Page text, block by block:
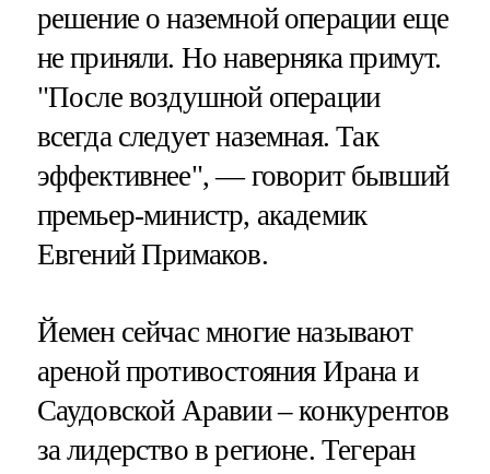
решение о наземной операции еще
не приняли. Но наверняка примут.
"После воздушной операции
всегда следует наземная. Так
эффективнее", — говорит бывший
премьер-министр, академик
Евгений Примаков.
Йемен сейчас многие называют
ареной противостояния Ирана и
Саудовской Аравии – конкурентов
за лидерство в регионе. Тегеран